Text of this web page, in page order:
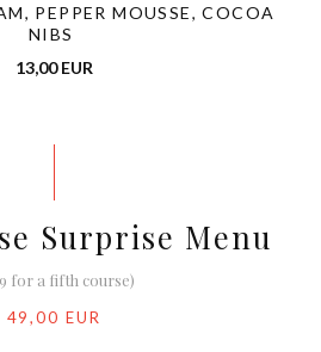
PEPPER MOUSSE, COCOA
NIBS
13,00 EUR
Surprise Menu
for a fifth course)
49,00 EUR